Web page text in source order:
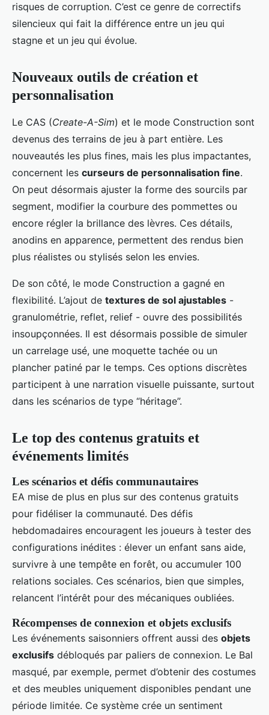
risques de corruption. C’est ce genre de correctifs
silencieux qui fait la différence entre un jeu qui
stagne et un jeu qui évolue.
Nouveaux outils de création et
personnalisation
Le CAS (Create-A-Sim) et le mode Construction sont
devenus des terrains de jeu à part entière. Les
nouveautés les plus fines, mais les plus impactantes,
concernent les curseurs de personnalisation fine.
On peut désormais ajuster la forme des sourcils par
segment, modifier la courbure des pommettes ou
encore régler la brillance des lèvres. Ces détails,
anodins en apparence, permettent des rendus bien
plus réalistes ou stylisés selon les envies.
De son côté, le mode Construction a gagné en
flexibilité. L’ajout de textures de sol ajustables -
granulométrie, reflet, relief - ouvre des possibilités
insoupçonnées. Il est désormais possible de simuler
un carrelage usé, une moquette tachée ou un
plancher patiné par le temps. Ces options discrètes
participent à une narration visuelle puissante, surtout
dans les scénarios de type “héritage”.
Le top des contenus gratuits et
événements limités
Les scénarios et défis communautaires
EA mise de plus en plus sur des contenus gratuits
pour fidéliser la communauté. Des défis
hebdomadaires encouragent les joueurs à tester des
configurations inédites : élever un enfant sans aide,
survivre à une tempête en forêt, ou accumuler 100
relations sociales. Ces scénarios, bien que simples,
relancent l’intérêt pour des mécaniques oubliées.
Récompenses de connexion et objets exclusifs
Les événements saisonniers offrent aussi des objets
exclusifs débloqués par paliers de connexion. Le Bal
masqué, par exemple, permet d’obtenir des costumes
et des meubles uniquement disponibles pendant une
période limitée. Ce système crée un sentiment